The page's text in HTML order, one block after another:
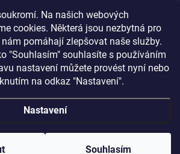
Na našich webových
cookies. Některá jsou nezbytná pro
pomáhají zlepšovat naše služby.
"Souhlasím" souhlasíte s používáním
nastavení můžete provést nyní nebo
na odkaz "Nastavení".
Nastavení
Souhlasím
FB profilu
Produkty pro estetickou medicínu a
. Všechna práva vyhrazena.